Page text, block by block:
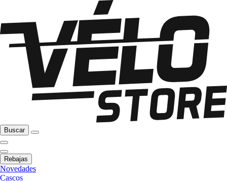
Buscar
Rebajas
Novedades
Cascos